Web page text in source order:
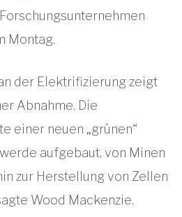
Montag.
der Elektrifizierung zeigt
Abnahme. Die
einer neuen „grünen“
aufgebaut, von Minen
zur Herstellung von Zellen
Wood Mackenzie.